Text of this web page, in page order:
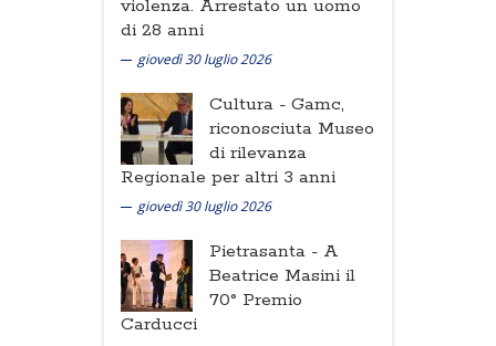
violenza. Arrestato un uomo
di 28 anni
giovedì 30 luglio 2026
Cultura - Gamc,
riconosciuta Museo
di rilevanza
Regionale per altri 3 anni
giovedì 30 luglio 2026
Pietrasanta - A
Beatrice Masini il
70° Premio
Carducci